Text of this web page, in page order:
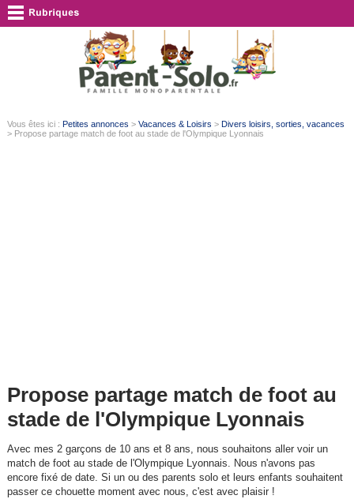
Vous êtes ici : Petites annonces > Vacances & Loisirs > Divers loisirs, sorties, vacances
> Propose partage match de foot au stade de l'Olympique Lyonnais
Propose partage match de foot au
stade de l'Olympique Lyonnais
Avec mes 2 garçons de 10 ans et 8 ans, nous souhaitons aller voir un
match de foot au stade de l'Olympique Lyonnais. Nous n'avons pas
encore fixé de date. Si un ou des parents solo et leurs enfants souhaitent
passer ce chouette moment avec nous, c'est avec plaisir !